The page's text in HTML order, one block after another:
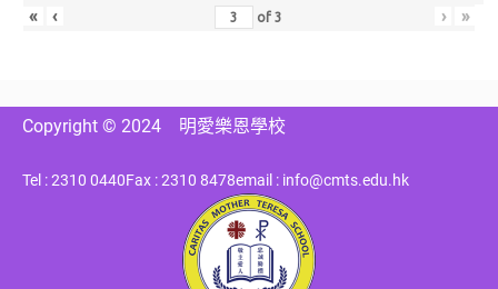
« ‹ of3 › »
Copyright © 2024 明愛樂恩學校
Tel : 2310 0440Fax : 2310 8478email : info@cmts.edu.hk